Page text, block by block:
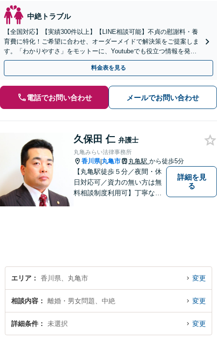
中絶トラブル
【全国対応】【実績300件以上】【LINE相談可能】不貞の慰謝料・養
育費に特化！ご希望に合わせ、オーダーメイドで解決策をご提案しま
す。「わかりやすさ」をモットーに、Youtubeでも役立つ情報を発信
中【初回相談無料】【土日対応可】
料金表を見る
電話でお問い合わせ メールでお問い合わせ
久保田 仁 弁護士
丸亀みらい法律事務所
香川県|丸亀市 丸亀駅 から徒歩5分
【丸亀駅徒歩５分／夜間・休
日対応可／資力の無い方は無
料相談制度利用可】丁寧な対
詳細を見
る
エリア 香川県、丸亀市 変更
相談内容 離婚・男女問題、中絶 変更
詳細条件 未選択 変更